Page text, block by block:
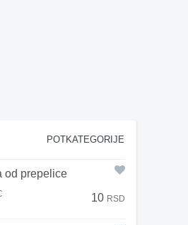
POTKATEGORIJE
od prepelice
10 RSD